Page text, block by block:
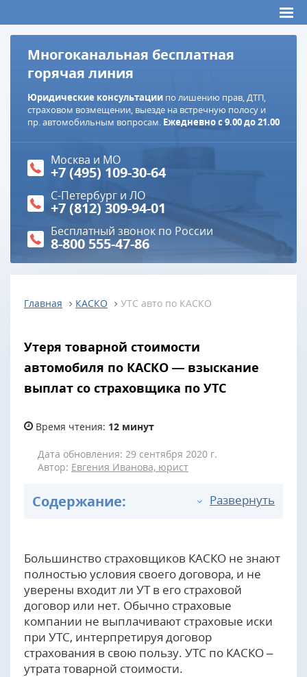
Многоканальная бесплатная
горячая линия
Юридические консультации по лишению прав, ДТП,
страховом возмещении, выезде на встречную полосу и
пр. автомобильным вопросам. Ежедневно с 9.00 до 21.00
Москва и МО
+7 (495) 109-30-64
С-Петербург и ЛО
+7 (812) 309-94-01
Бесплатный звонок по России
8-800 555-47-86
Главная КАСКО УТС авто по КАСКО
Утеря товарной стоимости
автомобиля по КАСКО — взыскание
выплат со страховщика по УТС
Время чтения: 12 минут
Дата обновления: 29 сентября 2020 г.
Автор: Евгения Иванова, юрист
Содержание: Развернуть
Большинство страховщиков КАСКО не знают
полностью условия своего договора, и не
уверены входит ли УТ в его страховой
договор или нет. Обычно страховые
компании не выплачивают страховые иски
при УТС, интерпретируя договор
страхования в свою пользу. УТС по КАСКО –
утрата товарной стоимости.